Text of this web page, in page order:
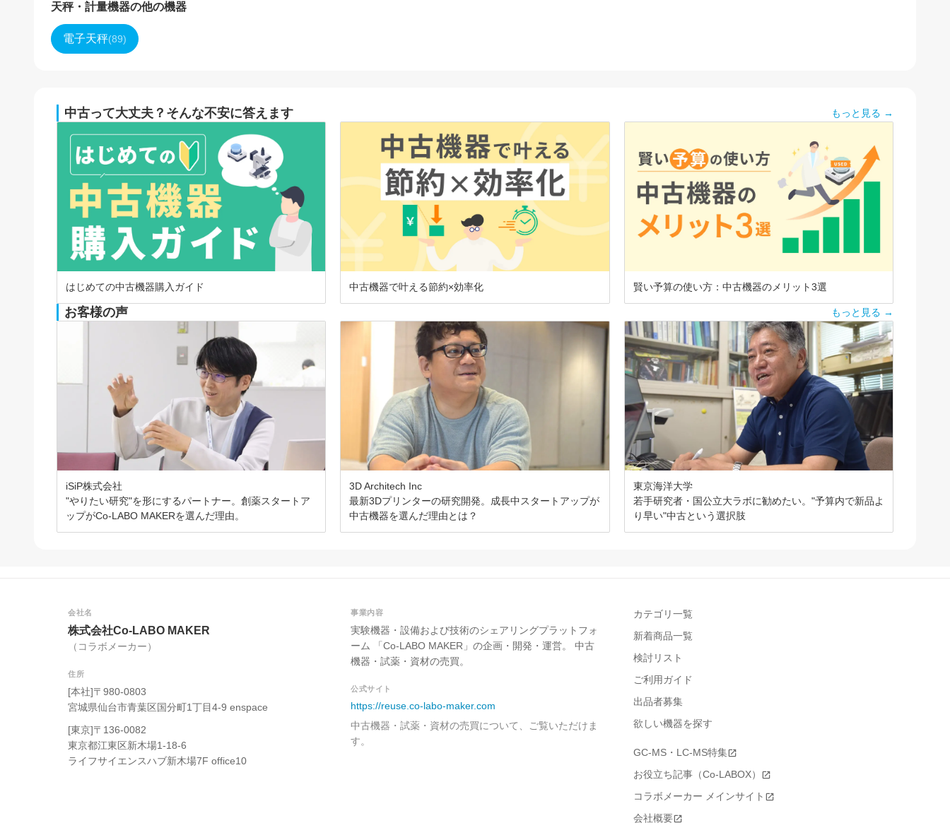
天秤・計量機器の他の機器
電子天秤(89)
中古って大丈夫？そんな不安に答えます もっと見る →
はじめての中古機器購入ガイド 中古機器で叶える節約×効率化 賢い予算の使い方：中古機器のメリット3選
お客様の声 もっと見る →
iSiP株式会社
"やりたい研究"を形にするパートナー。創薬スタートア
ップがCo-LABO MAKERを選んだ理由。
3D Architech Inc
最新3Dプリンターの研究開発。成長中スタートアップが
中古機器を選んだ理由とは？
東京海洋大学
若手研究者・国公立大ラボに勧めたい。"予算内で新品よ
り早い"中古という選択肢
会社名
株式会社Co-LABO MAKER
（コラボメーカー）
住所
[本社]〒980-0803
宮城県仙台市青葉区国分町1丁目4-9 enspace
[東京]〒136-0082
東京都江東区新木場1-18-6
ライフサイエンスハブ新木場7F office10
事業内容
実験機器・設備および技術のシェアリングプラットフォ
ーム 「Co-LABO MAKER」の企画・開発・運営。 中古
機器・試薬・資材の売買。
公式サイト
https://reuse.co-labo-maker.com
中古機器・試薬・資材の売買について、ご覧いただけま
す。
カテゴリ一覧
新着商品一覧
検討リスト
ご利用ガイド
出品者募集
欲しい機器を探す
GC-MS・LC-MS特集
お役立ち記事（Co-LABOX）
コラボメーカー メインサイト
会社概要